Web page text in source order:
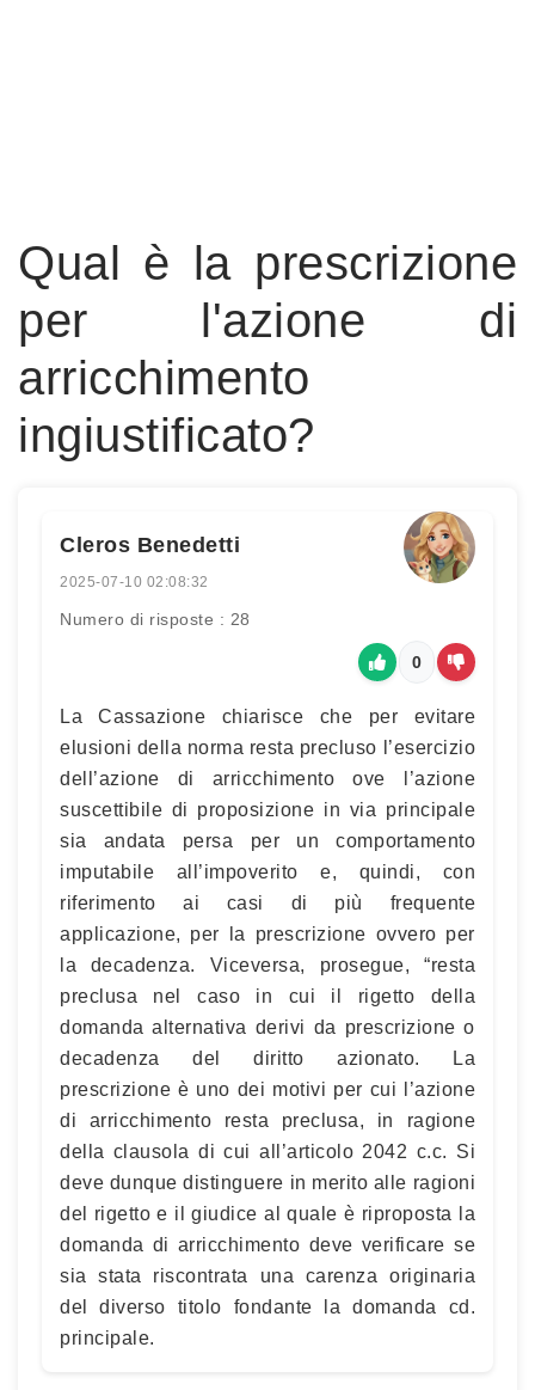
Qual è la prescrizione
per l'azione di
arricchimento
ingiustificato?
Cleros Benedetti
2025-07-10 02:08:32
Numero di risposte : 28
0
La Cassazione chiarisce che per evitare
elusioni della norma resta precluso l’esercizio
dell’azione di arricchimento ove l’azione
suscettibile di proposizione in via principale
sia andata persa per un comportamento
imputabile all’impoverito e, quindi, con
riferimento ai casi di più frequente
applicazione, per la prescrizione ovvero per
la decadenza. Viceversa, prosegue, “resta
preclusa nel caso in cui il rigetto della
domanda alternativa derivi da prescrizione o
decadenza del diritto azionato. La
prescrizione è uno dei motivi per cui l’azione
di arricchimento resta preclusa, in ragione
della clausola di cui all’articolo 2042 c.c. Si
deve dunque distinguere in merito alle ragioni
del rigetto e il giudice al quale è riproposta la
domanda di arricchimento deve verificare se
sia stata riscontrata una carenza originaria
del diverso titolo fondante la domanda cd.
principale.